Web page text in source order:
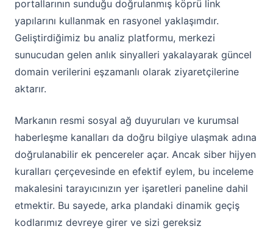
portallarının sunduğu doğrulanmış köprü link
yapılarını kullanmak en rasyonel yaklaşımdır.
Geliştirdiğimiz bu analiz platformu, merkezi
sunucudan gelen anlık sinyalleri yakalayarak güncel
domain verilerini eşzamanlı olarak ziyaretçilerine
aktarır.
Markanın resmi sosyal ağ duyuruları ve kurumsal
haberleşme kanalları da doğru bilgiye ulaşmak adına
doğrulanabilir ek pencereler açar. Ancak siber hijyen
kuralları çerçevesinde en efektif eylem, bu inceleme
makalesini tarayıcınızın yer işaretleri paneline dahil
etmektir. Bu sayede, arka plandaki dinamik geçiş
kodlarımız devreye girer ve sizi gereksiz